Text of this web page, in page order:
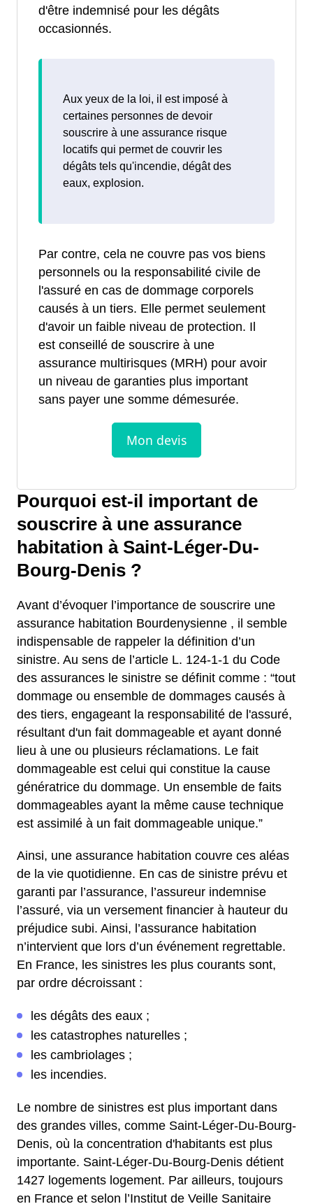
d'être indemnisé pour les dégâts
occasionnés.
Aux yeux de la loi, il est imposé à
certaines personnes de devoir
souscrire à une assurance risque
locatifs qui permet de couvrir les
dégâts tels qu'incendie, dégât des
eaux, explosion.
Par contre, cela ne couvre pas vos biens
personnels ou la responsabilité civile de
l'assuré en cas de dommage corporels
causés à un tiers. Elle permet seulement
d'avoir un faible niveau de protection. Il
est conseillé de souscrire à une
assurance multirisques (MRH) pour avoir
un niveau de garanties plus important
sans payer une somme démesurée.
Pourquoi est-il important de
souscrire à une assurance
habitation à Saint-Léger-Du-
Bourg-Denis ?
Avant d’évoquer l’importance de souscrire une
assurance habitation Bourdenysienne , il semble
indispensable de rappeler la définition d’un
sinistre. Au sens de l’article L. 124-1-1 du Code
des assurances le sinistre se définit comme : “tout
dommage ou ensemble de dommages causés à
des tiers, engageant la responsabilité de l'assuré,
résultant d'un fait dommageable et ayant donné
lieu à une ou plusieurs réclamations. Le fait
dommageable est celui qui constitue la cause
génératrice du dommage. Un ensemble de faits
dommageables ayant la même cause technique
est assimilé à un fait dommageable unique.”
Ainsi, une assurance habitation couvre ces aléas
de la vie quotidienne. En cas de sinistre prévu et
garanti par l’assurance, l’assureur indemnise
l’assuré, via un versement financier à hauteur du
préjudice subi. Ainsi, l’assurance habitation
n’intervient que lors d’un événement regrettable.
En France, les sinistres les plus courants sont,
par ordre décroissant :
les dégâts des eaux ;
les catastrophes naturelles ;
les cambriolages ;
les incendies.
Le nombre de sinistres est plus important dans
des grandes villes, comme Saint-Léger-Du-Bourg-
Denis, où la concentration d'habitants est plus
importante. Saint-Léger-Du-Bourg-Denis détient
1427 logements logement. Par ailleurs, toujours
en France et selon l’Institut de Veille Sanitaire